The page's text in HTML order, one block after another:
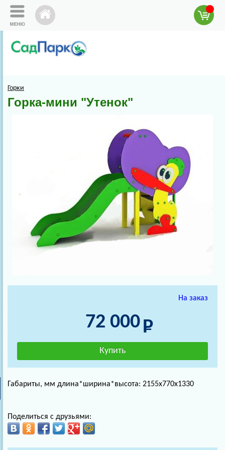
Горки
Горка-мини "Утенок"
На заказ
72 000
Габариты, мм длина*ширина*высота: 2155х770х1330
Поделиться с друзьями: